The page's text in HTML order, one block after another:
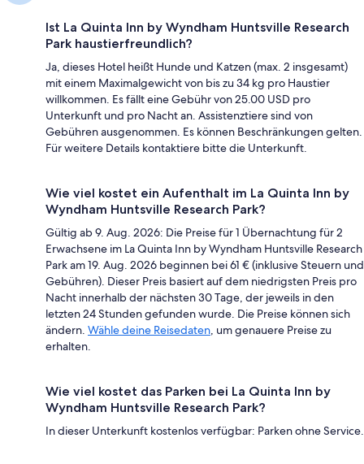
Ist La Quinta Inn by Wyndham Huntsville Research
Park haustierfreundlich?
Ja, dieses Hotel heißt Hunde und Katzen (max. 2 insgesamt)
mit einem Maximalgewicht von bis zu 34 kg pro Haustier
willkommen. Es fällt eine Gebühr von 25.00 USD pro
Unterkunft und pro Nacht an. Assistenztiere sind von
Gebühren ausgenommen. Es können Beschränkungen gelten.
Für weitere Details kontaktiere bitte die Unterkunft.
Wie viel kostet ein Aufenthalt im La Quinta Inn by
Wyndham Huntsville Research Park?
Gültig ab 9. Aug. 2026: Die Preise für 1 Übernachtung für 2
Erwachsene im La Quinta Inn by Wyndham Huntsville Research
Park am 19. Aug. 2026 beginnen bei 61 € (inklusive Steuern und
Gebühren). Dieser Preis basiert auf dem niedrigsten Preis pro
Nacht innerhalb der nächsten 30 Tage, der jeweils in den
letzten 24 Stunden gefunden wurde. Die Preise können sich
ändern. Wähle deine Reisedaten, um genauere Preise zu
erhalten.
Wie viel kostet das Parken bei La Quinta Inn by
Wyndham Huntsville Research Park?
In dieser Unterkunft kostenlos verfügbar: Parken ohne Service.